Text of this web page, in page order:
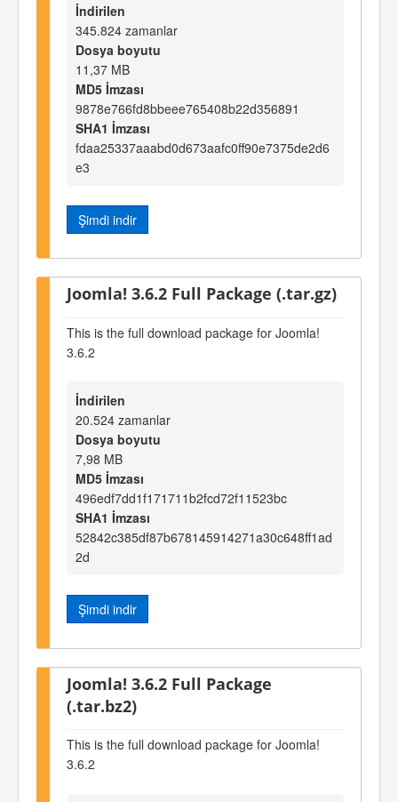
İndirilen
345.824 zamanlar
Dosya boyutu
11,37 MB
MD5 İmzası
9878e766fd8bbeee765408b22d356891
SHA1 İmzası
fdaa25337aaabd0d673aafc0ff90e7375de2d6
e3
Şimdi indir
Joomla! 3.6.2 Full Package (.tar.gz)
This is the full download package for Joomla!
3.6.2
İndirilen
20.524 zamanlar
Dosya boyutu
7,98 MB
MD5 İmzası
496edf7dd1f171711b2fcd72f11523bc
SHA1 İmzası
52842c385df87b678145914271a30c648ff1ad
2d
Şimdi indir
Joomla! 3.6.2 Full Package
(.tar.bz2)
This is the full download package for Joomla!
3.6.2